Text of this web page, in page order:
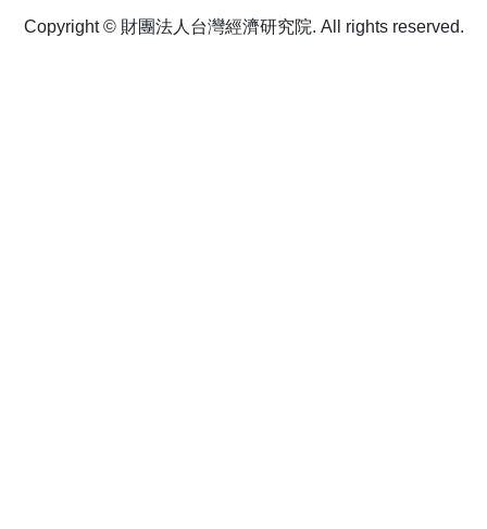
Copyright © 財團法人台灣經濟研究院. All rights reserved.